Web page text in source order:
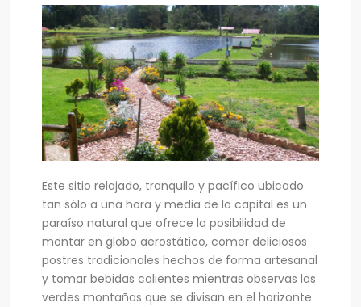
Este sitio relajado, tranquilo y pacífico ubicado
tan sólo a una hora y media de la capital es un
paraíso natural que ofrece la posibilidad de
montar en globo aerostático, comer deliciosos
postres tradicionales hechos de forma artesanal
y tomar bebidas calientes mientras observas las
verdes montañas que se divisan en el horizonte.